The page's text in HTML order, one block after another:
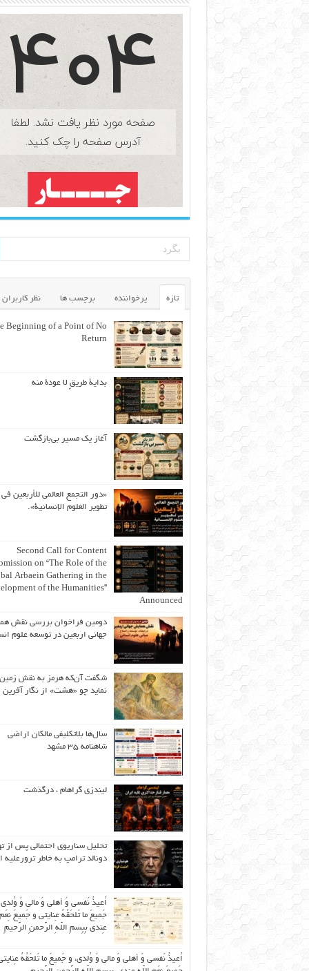
تازه پرخواننده برچسب ها نظر کاربران
Beginning of a Point of No
Return
بداية طريقٍ لا عودة منه
آغاز یک مسیر بی‌بازگشت
«دور التجمع العالمي للأربعين في
تطوير العلوم الإنسانية».
Second Call for Content
on “The Role of the
Arbaein Gathering in the
of the Humanities”
Announced
دومین فراخوان بررسی نقش
جهانی اربعین در توسعه علوم
شگفت آن‌که هرمز به نقش زمین
نماید چو «هشت» از نگار آفرین
سال‌ها بلاتکلیفی مالکان اراضی
شاهنامه ۳۵ مشهد
لیندزی گراهام ، درگذشت
تحلیل سناریوی احتمالی پس از
دونالد ترامپ به خاطر ترورعلیه
اُعیذُ نَفسی وَ أهلی وَ مالی وَ
جَمیعَ ما تَلحَقُهُ عِنایتی و جَمیعَ نِعَمِ
عِندی بِبِسمِ اللّهِ الرَّحمنِ الرَّحیمِ
اُعیذُ نَفسی وَ أهلی وَ مالی وَ وُلدی، و جَمیعَ ما تَلحَقُهُ